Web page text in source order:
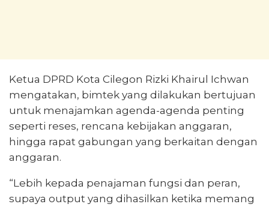
Ketua DPRD Kota Cilegon Rizki Khairul Ichwan
mengatakan, bimtek yang dilakukan bertujuan
untuk menajamkan agenda-agenda penting
seperti reses, rencana kebijakan anggaran,
hingga rapat gabungan yang berkaitan dengan
anggaran.
“Lebih kepada penajaman fungsi dan peran,
supaya output yang dihasilkan ketika memang